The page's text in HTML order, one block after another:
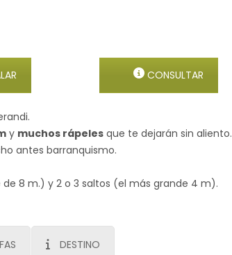
CONSULTAR
y muchos rápeles que te dejarán sin aliento.
antes barranquismo.
8 m.) y 2 o 3 saltos (el más grande 4 m).
DESTINO